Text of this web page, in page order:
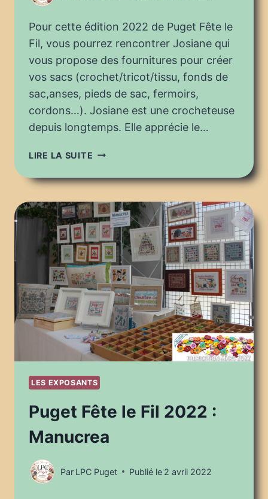
Pour cette édition 2022 de Puget Fête le
Fil, vous pourrez rencontrer Josiane qui
vous propose des fournitures pour créer
vos sacs (crochet/tricot/tissu, fonds de
sac,anses, pieds de sac, fermoirs,
cordons…). Josiane est une crocheteuse
depuis longtemps. Elle apprécie le…
LIRE LA SUITE PUGET
LE
2022
:
MERCERIE
JBART
LES EXPOSANTS
Puget Fête le Fil 2022 :
Manucrea
Par LPC Puget Publié le 2 avril 2022